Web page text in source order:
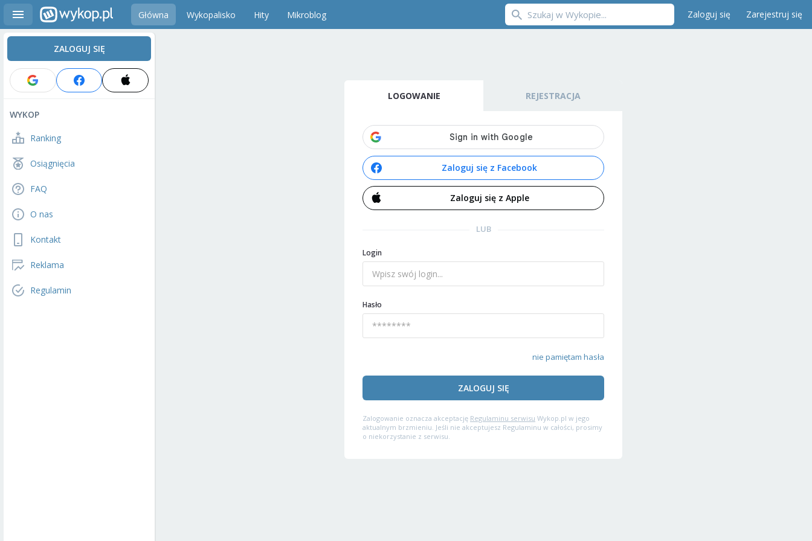
Główna Wykopalisko Hity Mikroblog Zaloguj się Zarejestruj się
ZALOGUJ SIĘ
WYKOP
Ranking
Osiągnięcia
FAQ
O nas
Kontakt
Reklama
Regulamin
LOGOWANIE REJESTRACJA
Zaloguj się z Facebook
Zaloguj się z Apple
LUB
Login
Hasło
nie pamiętam hasła
ZALOGUJ SIĘ
Zalogowanie oznacza akceptację Regulaminu serwisu Wykop.pl w jego
aktualnym brzmieniu. Jeśli nie akceptujesz Regulaminu w całości, prosimy
o niekorzystanie z serwisu.